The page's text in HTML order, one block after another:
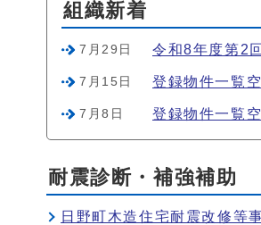
組織新着
7月29日 令和8年度第2
7月15日 登録物件一覧
7月8日 登録物件一覧
耐震診断・補強補助
日野町木造住宅耐震改修等